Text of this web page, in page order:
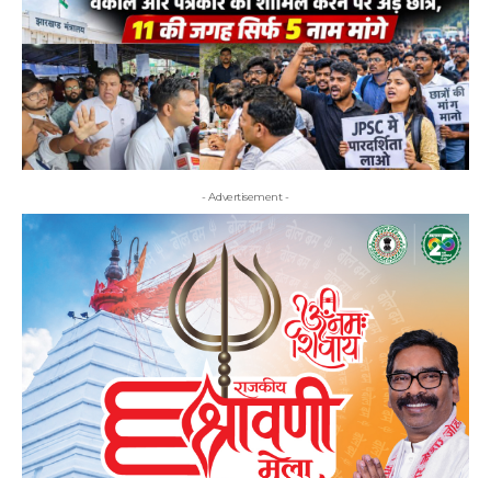
- Advertisement -